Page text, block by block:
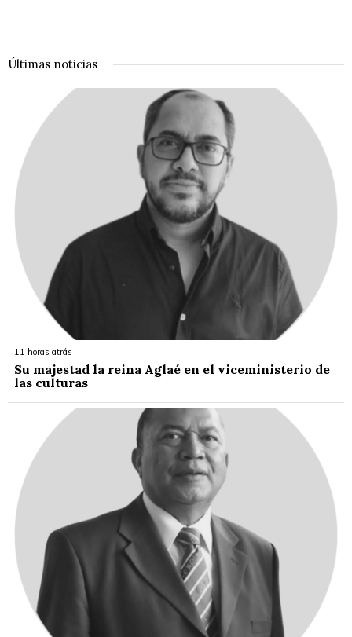
Últimas noticias
11 horas atrás
Su majestad la reina Aglaé en el viceministerio de
las culturas